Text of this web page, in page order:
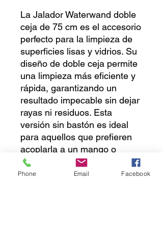
La Jalador Waterwand doble
ceja de 75 cm es el accesorio
perfecto para la limpieza de
superficies lisas y vidrios. Su
diseño de doble ceja permite
una limpieza más eficiente y
rápida, garantizando un
resultado impecable sin dejar
rayas ni residuos. Esta
versión sin bastón es ideal
para aquellos que prefieren
acoplarla a un mango o
extensor de su elección,
brindando mayor versatilidad
Phone Email Facebook